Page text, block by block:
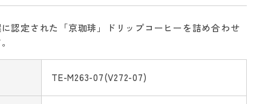
認定された「京珈琲」ドリップコーヒーを詰め合わせ
TE-M263-07(V272-07)